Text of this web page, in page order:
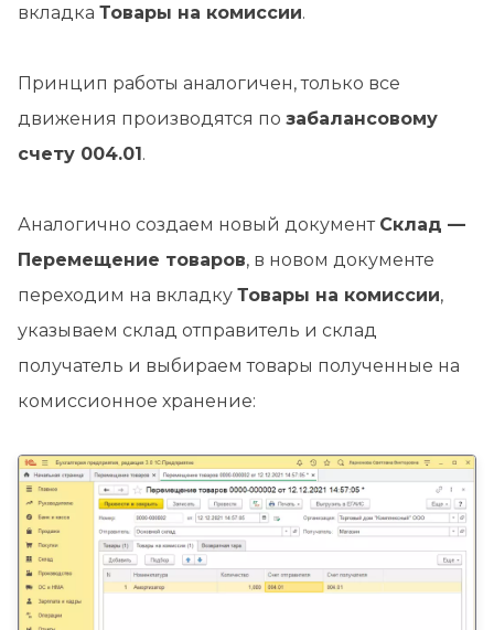
вкладка Товары на комиссии.
Принцип работы аналогичен, только все
движения производятся по забалансовому
счету 004.01.
Аналогично создаем новый документ Склад —
Перемещение товаров, в новом документе
переходим на вкладку Товары на комиссии,
указываем склад отправитель и склад
получатель и выбираем товары полученные на
комиссионное хранение: